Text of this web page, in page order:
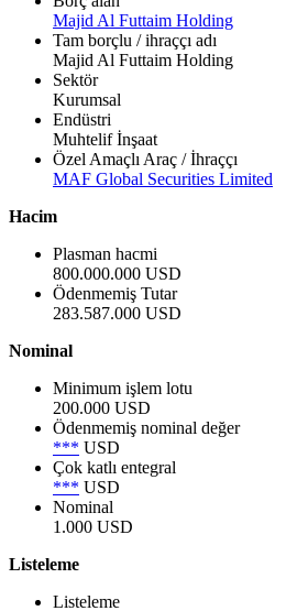
Majid Al Futtaim Holding
Tam borçlu / ihraççı adı
Majid Al Futtaim Holding
Sektör
Kurumsal
Endüstri
Muhtelif İnşaat
Özel Amaçlı Araç / İhraççı
MAF Global Securities Limited
Hacim
Plasman hacmi
800.000.000 USD
Ödenmemiş Tutar
283.587.000 USD
Nominal
Minimum işlem lotu
200.000 USD
Ödenmemiş nominal değer
*** USD
Çok katlı entegral
*** USD
Nominal
1.000 USD
Listeleme
Listeleme